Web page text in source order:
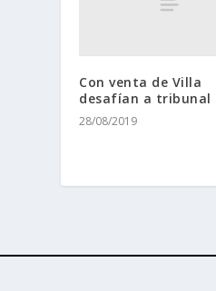
Con venta de Villa
desafían a tribunal
28/08/2019